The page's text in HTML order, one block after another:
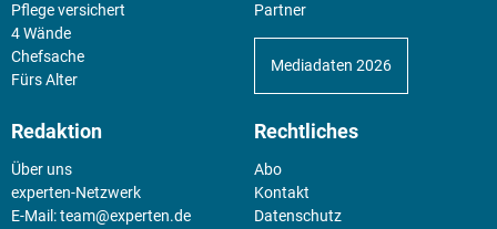
Pflege versichert
4 Wände
Chefsache
Fürs Alter
Partner
Mediadaten 2026
Redaktion
Über uns
experten-Netzwerk
E-Mail:team@experten.de
Rechtliches
Abo
Kontakt
Datenschutz